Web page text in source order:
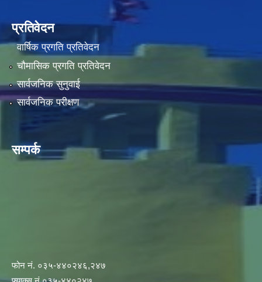
प्रतिवेदन
वार्षिक प्रगति प्रतिवेदन
चौमासिक प्रगति प्रतिवेदन
सार्वजनिक सुनुवाई
सार्वजनिक परीक्षण
सम्पर्क
फोन नं. ०३५-४४०२४६,२४७